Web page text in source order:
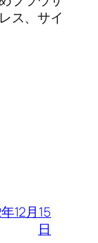
ス、サイ
12月15
日